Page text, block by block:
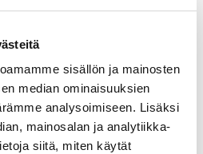
sisällön ja mainosten
median ominaisuuksien
analysoimiseen. Lisäksi
mainosalan ja analytiikka-
siitä, miten käytät